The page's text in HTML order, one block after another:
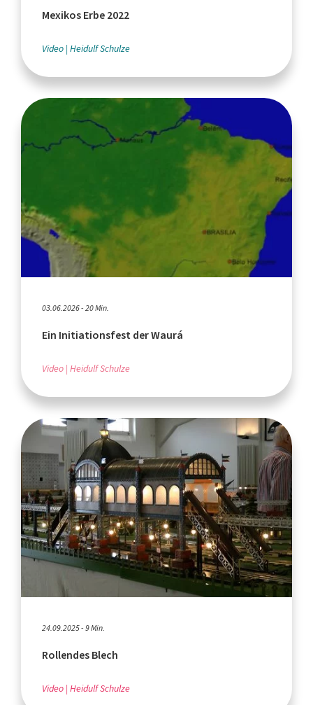
Mexikos Erbe 2022
Video Heidulf Schulze
03.06.2026 - 20 Min.
Ein Initiationsfest der Waurá
Video Heidulf Schulze
24.09.2025 - 9 Min.
Rollendes Blech
Video Heidulf Schulze